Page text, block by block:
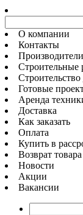
О компании
Контакты
Производители
Строительные
Готовые
Аренда
Доставка
Как заказать
Оплата
Купить в
Возврат товара
Новости
Акции
Вакансии